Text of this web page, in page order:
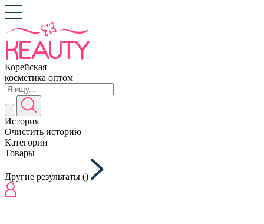
Корейская
косметика оптом
История
Очистить историю
Категории
Товары
Другие результаты ()